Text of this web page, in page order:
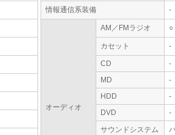
情報通信系装備 -
オーディオ
AM／FMラジオ ○
カセット -
CD
-
MD
-
HDD
-
DVD
-
サウンドシステム